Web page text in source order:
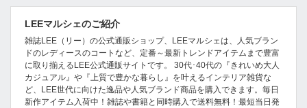
LEEマルシェのご紹介
雑誌LEE（リー）の公式通販ショップ、LEEマルシェは、人気ブラン
ドのレディースのコートなど、定番～最新トレンドアイテムまで豊富
に取り揃えるLEE公式通販サイトです。 30代･40代の『きれいめ大人
カジュアル』や『上質で豊かな暮らし』を叶えるインテリア雑貨な
ど、LEE世代に向けた逸品や人気ブランド商品を購入できます。毎日
新作アイテム入荷中！雑誌や書籍と同時購入で送料無料！最短当日発